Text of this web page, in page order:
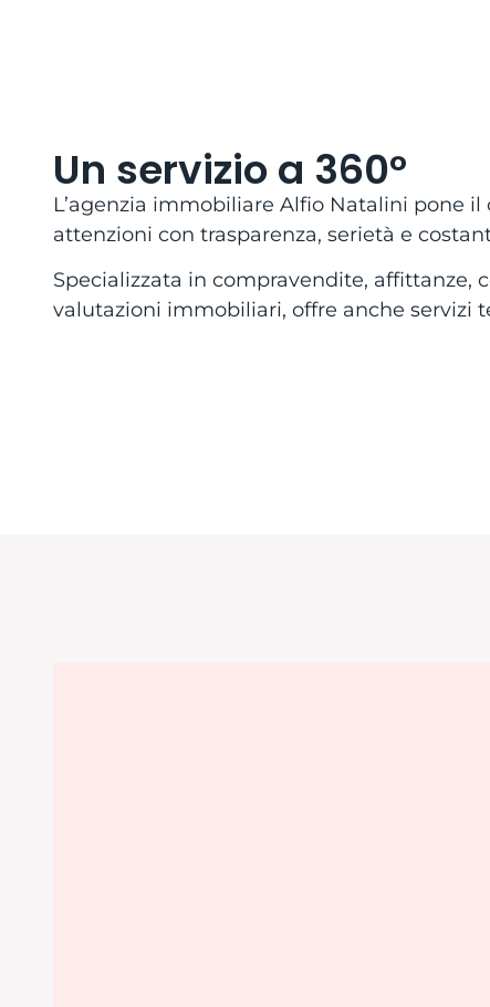
Un servizio a 360°
L’agenzia immobiliare Alfio Natalini pone
attenzioni con trasparenza, serietà e
Specializzata in compravendite, affittanze,
valutazioni immobiliari, offre anche servizi